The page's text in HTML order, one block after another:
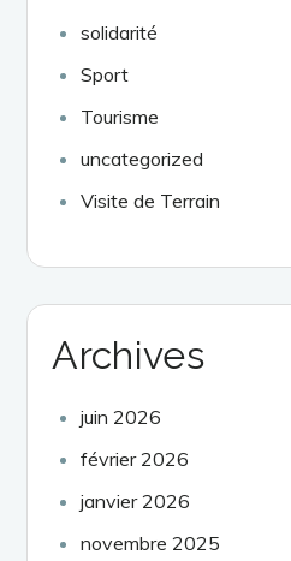
solidarité
Sport
Tourisme
uncategorized
Visite de Terrain
Archives
juin 2026
février 2026
janvier 2026
novembre 2025